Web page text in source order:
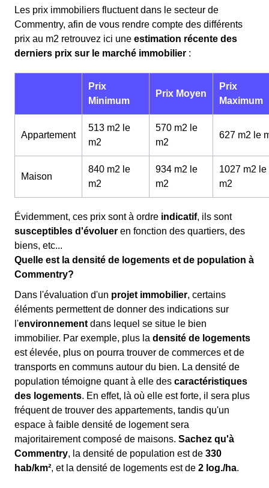
Les prix immobiliers fluctuent dans le secteur de
Commentry, afin de vous rendre compte des différents
prix au m2 retrouvez ici une estimation récente des
derniers prix sur le marché immobilier :
Prix
Minimum
Prix Moyen
Prix
Maximum
Appartement
513 m2 le
m2
570 m2 le
m2
627 m2 le
Maison
840 m2 le
m2
934 m2 le
m2
1027 m2 le
m2
Évidemment, ces prix sont à ordre indicatif, ils sont
susceptibles d'évoluer en fonction des quartiers, des
biens, etc...
Quelle est la densité de logements et de population à
Commentry?
Dans l'évaluation d'un projet immobilier, certains
éléments permettent de donner des indications sur
l'environnement dans lequel se situe le bien
immobilier. Par exemple, plus la densité de logements
est élevée, plus on pourra trouver de commerces et de
transports en communs autour du bien. La densité de
population témoigne quant à elle des caractéristiques
des logements. En effet, là où elle est forte, il sera plus
fréquent de trouver des appartements, tandis qu'un
espace à faible densité de logement sera
majoritairement composé de maisons. Sachez qu'à
Commentry, la densité de population est de 330
hab/km², et la densité de logements est de 2 log./ha.